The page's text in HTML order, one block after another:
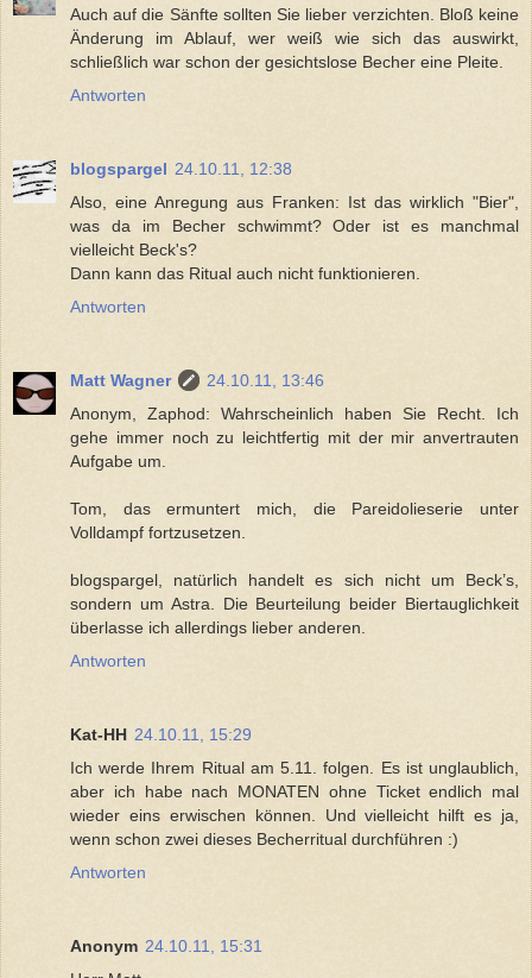
Auch auf die Sänfte sollten Sie lieber verzichten. Bloß keine
Änderung im Ablauf, wer weiß wie sich das auswirkt,
schließlich war schon der gesichtslose Becher eine Pleite.
Antworten
blogspargel 24.10.11, 12:38
Also, eine Anregung aus Franken: Ist das wirklich "Bier",
was da im Becher schwimmt? Oder ist es manchmal
vielleicht Beck's?
Dann kann das Ritual auch nicht funktionieren.
Antworten
Matt Wagner
24.10.11, 13:46
Anonym, Zaphod: Wahrscheinlich haben Sie Recht. Ich
gehe immer noch zu leichtfertig mit der mir anvertrauten
Aufgabe um.
Tom, das ermuntert mich, die Pareidolieserie unter
Volldampf fortzusetzen.
blogspargel, natürlich handelt es sich nicht um Beck’s,
sondern um Astra. Die Beurteilung beider Biertauglichkeit
überlasse ich allerdings lieber anderen.
Antworten
Kat-HH 24.10.11, 15:29
Ich werde Ihrem Ritual am 5.11. folgen. Es ist unglaublich,
aber ich habe nach MONATEN ohne Ticket endlich mal
wieder eins erwischen können. Und vielleicht hilft es ja,
wenn schon zwei dieses Becherritual durchführen :)
Antworten
Anonym 24.10.11, 15:31